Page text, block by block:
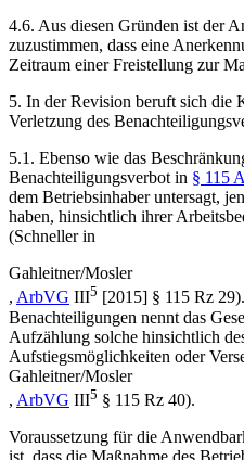
4.6. Aus diesen Gründen ist der
zuzustimmen, dass eine
Zeitraum einer Freistellung zur
5. In der Revision beruft sich die
Verletzung des
5.1. Ebenso wie das
Benachteiligungsverbot in § 115
dem Betriebsinhaber untersagt,
haben, hinsichtlich ihrer
(Schnellerin
Gahleitner/Mosler
, ArbVG III5 [2015] § 115 Rz
Benachteiligungen nennt das
Aufzählung solche hinsichtlich
Aufstiegsmöglichkeiten oder
Gahleitner/Mosler
, ArbVG III5 § 115 Rz 40).
Voraussetzung für die
ist, dass die Maßnahme des